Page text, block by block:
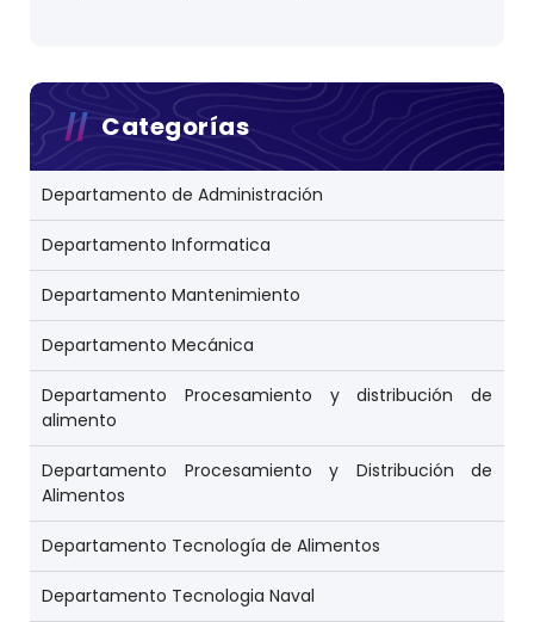
Categorías
Departamento de Administración
Departamento Informatica
Departamento Mantenimiento
Departamento Mecánica
Departamento Procesamiento y distribución de
alimento
Departamento Procesamiento y Distribución de
Alimentos
Departamento Tecnología de Alimentos
Departamento Tecnologia Naval